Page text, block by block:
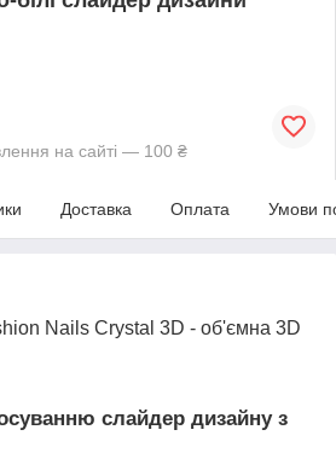
на сайті — 100 ₴
Доставка Оплата Умови
Nails Crystal 3D - об'ємна 3D
слайдер дизайну з